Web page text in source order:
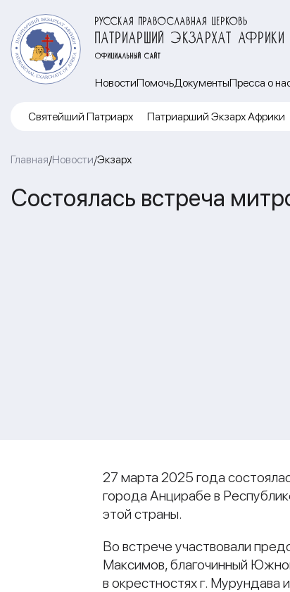
РУССКАЯ ПРАВОСЛАВНАЯ ЦЕРКОВЬ
ПАТРИАРШИЙ ЭКЗАРХАТ АФРИКИ
ОФИЦИАЛЬНЫЙ САЙТ
НовостиПомочьДокументыПресса о
Cвятейший Патриарх Патриарший Экзарх Африки
Главная/Новости/Экзарх
Состоялась встреча
27 марта 2025 года
города Анцирабе в
этой страны.
Во встрече участвовали
Максимов, благочинный
в окрестностях г.